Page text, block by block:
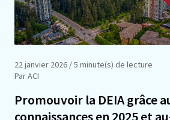
22 janvier 2026 / 5 minute(s) de lecture
Par ACI
Promouvoir la DEIA grâce
connaissances en 2025 et